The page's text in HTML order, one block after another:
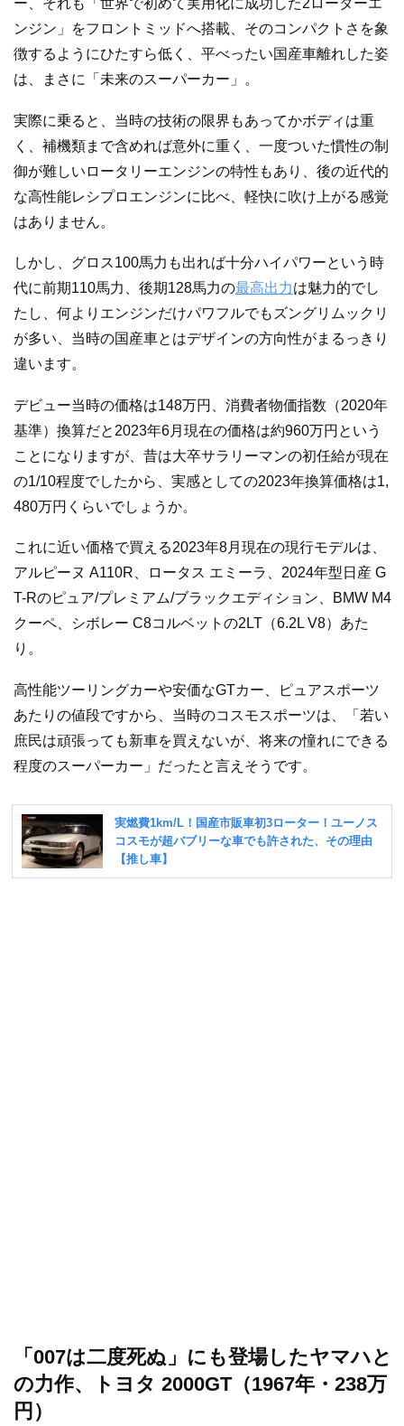
ー、それも「世界で初めて実用化に成功した2ローターエ
ンジン」をフロントミッドへ搭載、そのコンパクトさを象
徴するようにひたすら低く、平べったい国産車離れした姿
は、まさに「未来のスーパーカー」。
実際に乗ると、当時の技術の限界もあってかボディは重
く、補機類まで含めれば意外に重く、一度ついた慣性の制
御が難しいロータリーエンジンの特性もあり、後の近代的
な高性能レシプロエンジンに比べ、軽快に吹け上がる感覚
はありません。
しかし、グロス100馬力も出れば十分ハイパワーという時
代に前期110馬力、後期128馬力の最高出力は魅力的でし
たし、何よりエンジンだけパワフルでもズングリムックリ
が多い、当時の国産車とはデザインの方向性がまるっきり
違います。
デビュー当時の価格は148万円、消費者物価指数（2020年
基準）換算だと2023年6月現在の価格は約960万円という
ことになりますが、昔は大卒サラリーマンの初任給が現在
の1/10程度でしたから、実感としての2023年換算価格は1,
480万円くらいでしょうか。
これに近い価格で買える2023年8月現在の現行モデルは、
アルピーヌ A110R、ロータス エミーラ、2024年型日産 G
T-Rのピュア/プレミアム/ブラックエディション、BMW M4
クーペ、シボレー C8コルベットの2LT（6.2L V8）あた
り。
高性能ツーリングカーや安価なGTカー、ピュアスポーツ
あたりの値段ですから、当時のコスモスポーツは、「若い
庶民は頑張っても新車を買えないが、将来の憧れにできる
程度のスーパーカー」だったと言えそうです。
「007は二度死ぬ」にも登場したヤマハと
の力作、トヨタ 2000GT（1967年・238万
円）